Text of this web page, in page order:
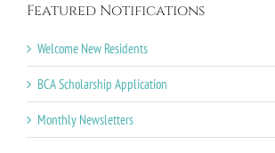
Featured Notifications
Welcome New Residents
BCA Scholarship Application
Monthly Newsletters